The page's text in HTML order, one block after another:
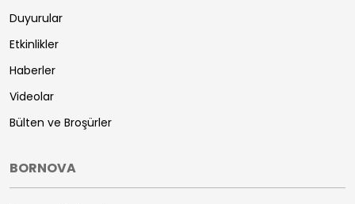
Duyurular
Etkinlikler
Haberler
Videolar
Bülten ve Broşürler
BORNOVA